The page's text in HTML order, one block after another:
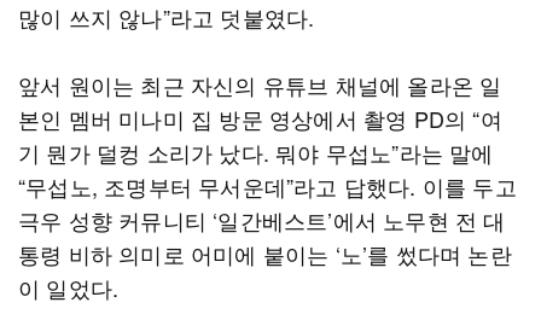
많이 쓰지 않나”라고 덧붙였다.
앞서 원이는 최근 자신의 유튜브 채널에 올라온 일
본인 멤버 미나미 집 방문 영상에서 촬영 PD의 “여
기 뭔가 덜컹 소리가 났다. 뭐야 무섭노”라는 말에
“무섭노, 조명부터 무서운데”라고 답했다. 이를 두고
극우 성향 커뮤니티 ‘일간베스트’에서 노무현 전 대
통령 비하 의미로 어미에 붙이는 ‘노’를 썼다며 논란
이 일었다.